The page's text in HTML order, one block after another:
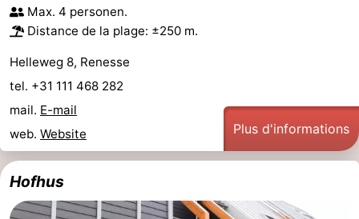
Haye
Rotterdam
-
Rockanje
Zeeland
Schouwen-
Duiveland
Brouwershaven
-
Bruinisse
Max. 4 personen.
Distance de la plage: ±250 m.
Helleweg 8, Renesse
tel. +31 111 468 282
mail. E-mail
web. Website Plus d'informations
Hofhus